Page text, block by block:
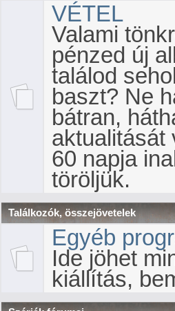
VÉTEL
Valami
pénzed új
találod
baszt? Ne
bátran,
aktualitását
60 napja
töröljük.
Találkozók, összejövetelek
Egyéb
Ide jöhet
kiállítás,